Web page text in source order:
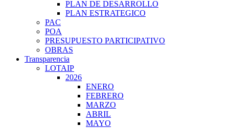
PLAN DE DESARROLLO
PLAN ESTRATEGICO
PAC
POA
PRESUPUESTO PARTICIPATIVO
OBRAS
Transparencia
LOTAIP
2026
ENERO
FEBRERO
MARZO
ABRIL
MAYO